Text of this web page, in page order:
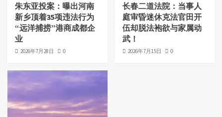
朱东亚投案：曝出河南
新乡顶着35项违法行为
“远洋捕捞”港商成都企
业
2026年7月28日 0
长春二道法院：当事人
庭审昏迷休克法官田开
伍却脱法袍欲与家属动
武！
2026年7月15日 0